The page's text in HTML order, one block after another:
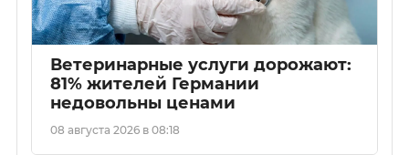
Ветеринарные услуги дорожают:
81% жителей Германии
недовольны ценами
08 августа 2026 в 08:18